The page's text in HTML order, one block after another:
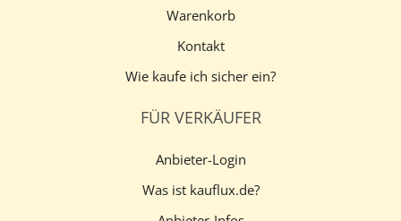
Warenkorb
Kontakt
Wie kaufe ich sicher ein?
FÜR VERKÄUFER
Anbieter-Login
Was ist kauflux.de?